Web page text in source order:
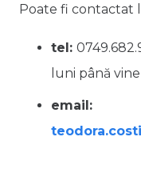
Poate fi contactat
tel:
luni până
email: